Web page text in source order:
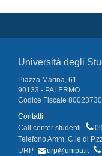
Università degli
Piazza Marina, 61
90133 - PALERMO
Codice Fiscale
Contatti
Call center studenti
Telefono Amm. C.le di
URP
urp@unipa.it